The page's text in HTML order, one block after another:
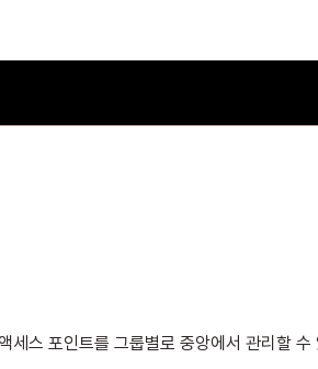
스 포인트를 그룹별로 중앙에서 관리할 수